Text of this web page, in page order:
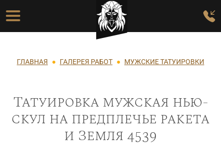
Перейти к основному содержанию
Основная навигация
Строка навигации
ГЛАВНАЯ ГАЛЕРЕЯ РАБОТ МУЖСКИЕ ТАТУИРОВКИ
Татуировка мужская нью-
скул на предплечье ракета
и Земля 4539